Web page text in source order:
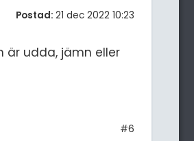
Postad: 21 dec 2022 10:23
är udda, jämn eller
#6